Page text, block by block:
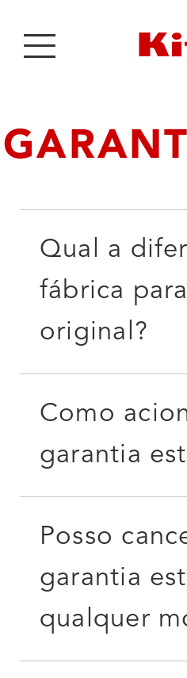
Qual a
fábrica
original?
Como
garantia
Posso
garantia
qualquer